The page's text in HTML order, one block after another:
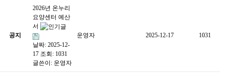
공지
2026년 온누리
요양센터 예산
서
날짜: 2025-12-
17 조회: 1031
글쓴이: 운영자
운영자 2025-12-17 1031